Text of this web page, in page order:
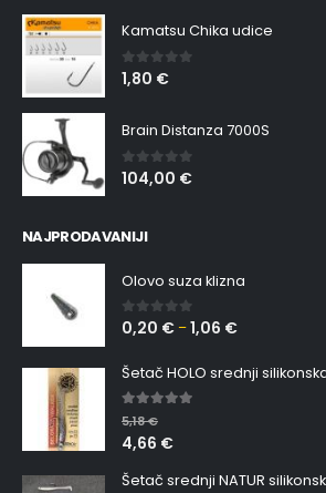
Kamatsu Chika udice
0 out of 5
1,80 €
Brain Distanza 7000S
0out of 5
104,00 €
NAJPRODAVANIJI
Olovo suza klizna
0 out of 5
0,20 € –1,06 €
5.00out of 5
5,18€
4,66 €